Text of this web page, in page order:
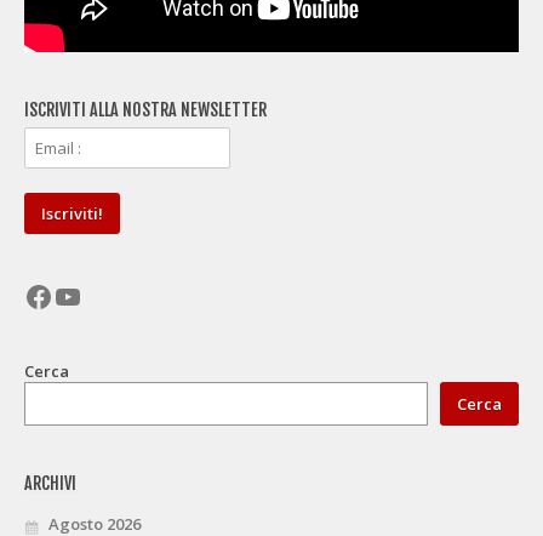
ISCRIVITI ALLA NOSTRA NEWSLETTER
Facebook
YouTube
Cerca
Cerca
ARCHIVI
Agosto 2026